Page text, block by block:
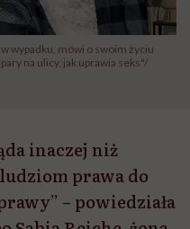
wypadku, mówi o swoim życiu
na ulicy, jak uprawia seks"/
inaczej niż
prawa do
– powiedziała